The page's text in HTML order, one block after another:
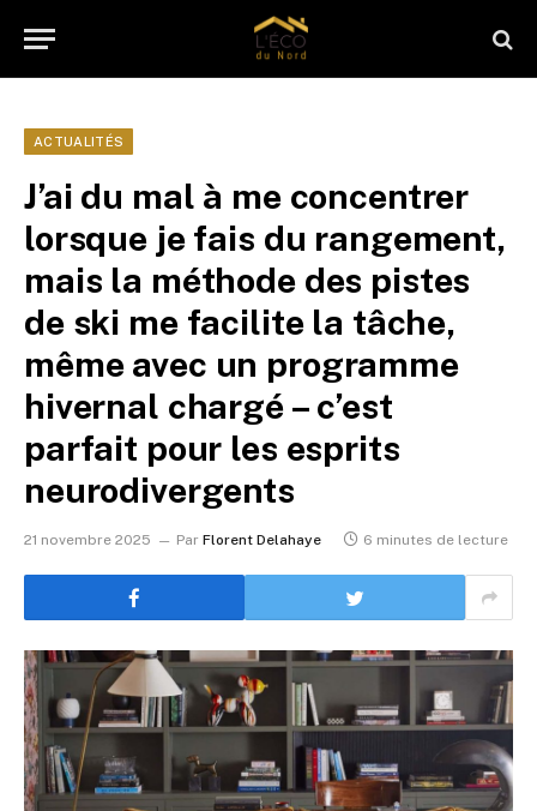
ACTUALITÉS
J’ai du mal à me concentrer
lorsque je fais du rangement,
mais la méthode des pistes
de ski me facilite la tâche,
même avec un programme
hivernal chargé – c’est
parfait pour les esprits
neurodivergents
21 novembre 2025 Par Florent Delahaye 6 minutes de lecture